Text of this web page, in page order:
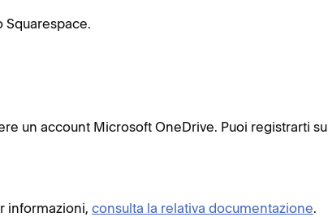
Squarespace.
un account Microsoft OneDrive. Puoi registrarti su
informazioni, consulta la relativa documentazione.